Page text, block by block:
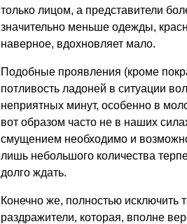
только лицом, а представители
значительно меньше одежды,
наверное, вдохновляет мало.
Подобные проявления (кроме
потливость ладоней в ситуации
неприятных минут, особенно в
вот образом часто не в наших
смущением необходимо и
лишь небольшого количества
долго ждать.
Конечно же, полностью
раздражители, которая, вполне